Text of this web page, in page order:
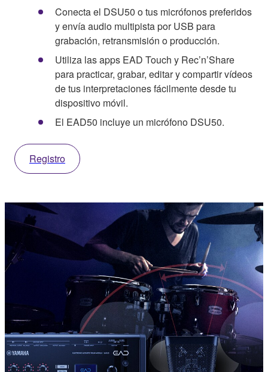
Conecta el DSU50 o tus micrófonos preferidos
y envía audio multipista por USB para
grabación, retransmisión o producción.
Utiliza las apps EAD Touch y Rec’n’Share
para practicar, grabar, editar y compartir vídeos
de tus interpretaciones fácilmente desde tu
dispositivo móvil.
El EAD50 incluye un micrófono DSU50.
Registro